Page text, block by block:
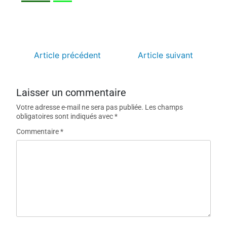
Article précédent Article suivant
Laisser un commentaire
Votre adresse e-mail ne sera pas publiée. Les champs
obligatoires sont indiqués avec*
Commentaire*